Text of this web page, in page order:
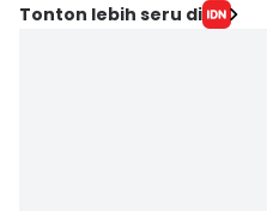
Tonton lebih seru di